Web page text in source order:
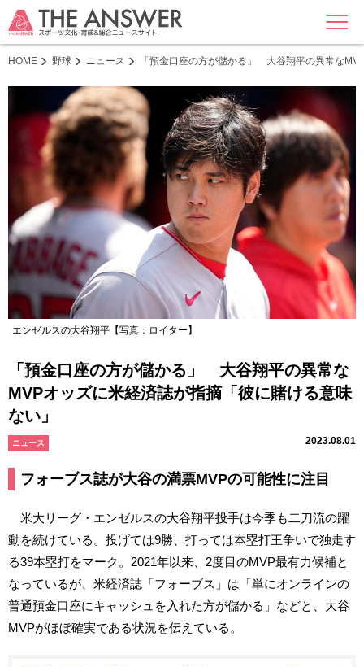
MENU
HOME 野球 ニュース 「預金口座の方が儲かる」 大谷翔平の異常な
エンゼルスの大谷翔平【写真：ロイター】
「預金口座の方が儲かる」 大谷翔平の異常な
MVPオッズに米経済誌が指摘「彼に賭ける意味
ない」
ニュース 2023.08.01
フォーブス誌が大谷の満票MVPの可能性に注目
米大リーグ・エンゼルスの大谷翔平投手は今季も二刀流の躍
動を続けている。投げては9勝、打っては本塁打王争いで独走す
る39本塁打をマーク。2021年以来、2度目のMVP最有力候補と
なっているが、米経済誌「フォーブス」は「単にオンラインの
普通預金口座にキャッシュを入れた方が儲かる」などと、大谷
MVPがほぼ確実である状況を伝えている。